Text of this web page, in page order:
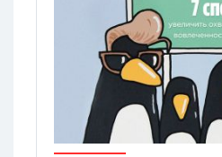
для слива трафика
мы рассмотрим 7
рекламных постов,
увеличить охват и